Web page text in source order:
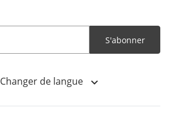
Changer de langue
S'abonner